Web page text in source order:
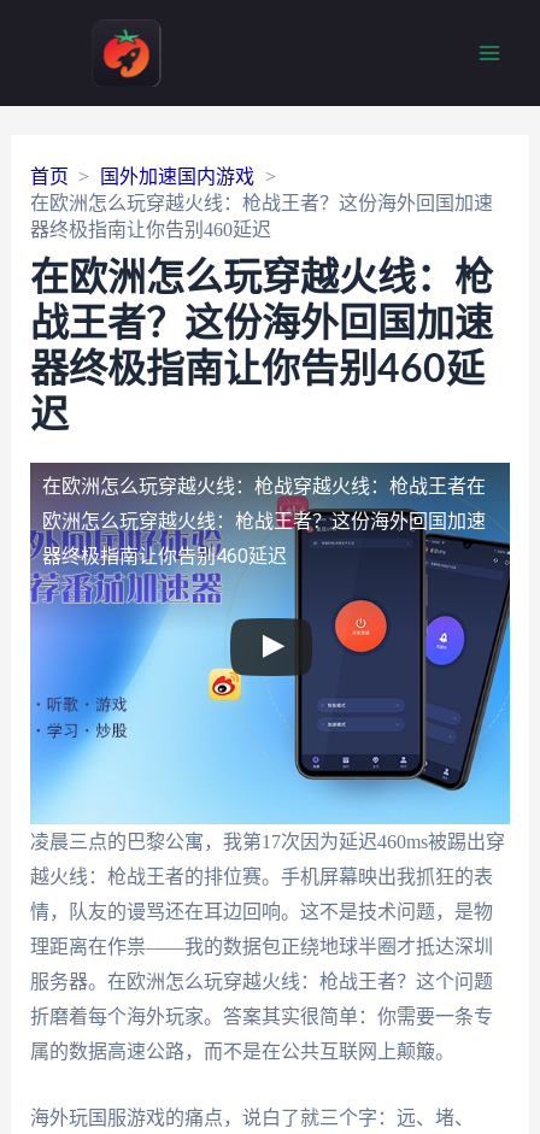
首页
国外加速国内游戏
在欧洲怎么玩穿越火线：枪战王者？这份海外回国加速
器终极指南让你告别460延迟
在欧洲怎么玩穿越火线：枪
战王者？这份海外回国加速
器终极指南让你告别460延
迟
在欧洲怎么玩穿越火线：枪战穿越火线：枪战王者在
欧洲怎么玩穿越火线：枪战王者？这份海外回国加速
器终极指南让你告别460延迟
凌晨三点的巴黎公寓，我第17次因为延迟460ms被踢出穿
越火线：枪战王者的排位赛。手机屏幕映出我抓狂的表
情，队友的谩骂还在耳边回响。这不是技术问题，是物
理距离在作祟——我的数据包正绕地球半圈才抵达深圳
服务器。在欧洲怎么玩穿越火线：枪战王者？这个问题
折磨着每个海外玩家。答案其实很简单：你需要一条专
属的数据高速公路，而不是在公共互联网上颠簸。
海外玩国服游戏的痛点，说白了就三个字：远、堵、